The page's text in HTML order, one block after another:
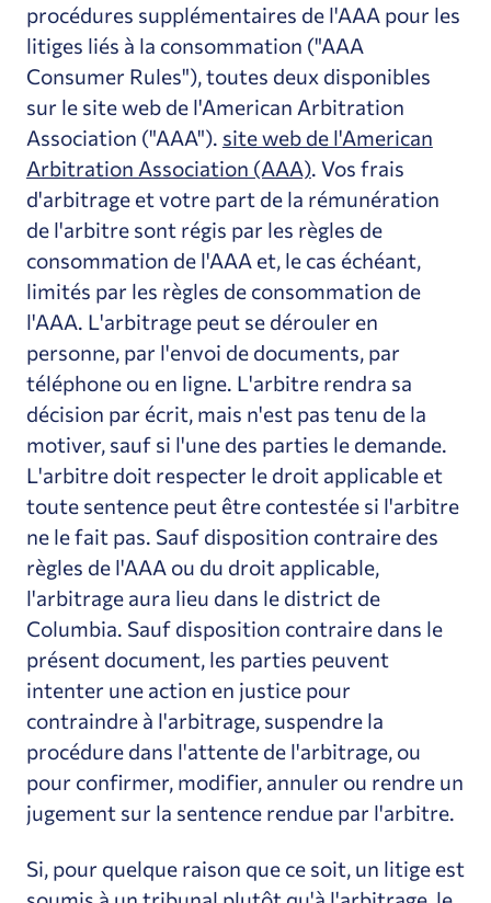
procédures supplémentaires de l'AAA pour les
litiges liés à la consommation ("AAA
Consumer Rules"), toutes deux disponibles
sur le site web de l'American Arbitration
Association ("AAA"). site web de l'American
Arbitration Association (AAA). Vos frais
d'arbitrage et votre part de la rémunération
de l'arbitre sont régis par les règles de
consommation de l'AAA et, le cas échéant,
limités par les règles de consommation de
l'AAA. L'arbitrage peut se dérouler en
personne, par l'envoi de documents, par
téléphone ou en ligne. L'arbitre rendra sa
décision par écrit, mais n'est pas tenu de la
motiver, sauf si l'une des parties le demande.
L'arbitre doit respecter le droit applicable et
toute sentence peut être contestée si l'arbitre
ne le fait pas. Sauf disposition contraire des
règles de l'AAA ou du droit applicable,
l'arbitrage aura lieu dans le district de
Columbia. Sauf disposition contraire dans le
présent document, les parties peuvent
intenter une action en justice pour
contraindre à l'arbitrage, suspendre la
procédure dans l'attente de l'arbitrage, ou
pour confirmer, modifier, annuler ou rendre un
jugement sur la sentence rendue par l'arbitre.
Si, pour quelque raison que ce soit, un litige est